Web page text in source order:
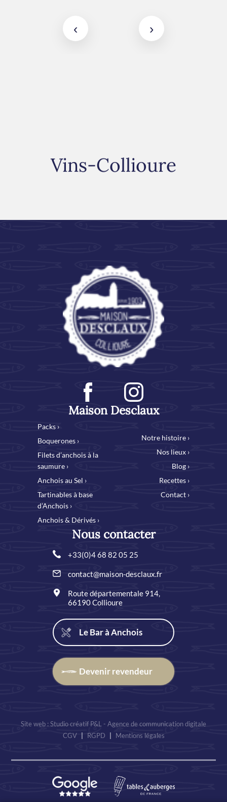
Vins-Collioure
Maison Desclaux
Packs ›
Boquerones ›
Filets d’anchois à la
saumure ›
Anchois au Sel ›
Tartinables à base
d’Anchois ›
Anchois & Dérivés ›
Notre histoire ›
Nos lieux ›
Blog ›
Recettes ›
Contact ›
Nous contacter
+33(0)4 68 82 05 25
contact@maison-desclaux.fr
Route départementale 914,
66190 Collioure
Le Bar à Anchois
Devenir revendeur
Site web : Studio créatif P&L - Agence de communication digitale
CGV
RGPD Mentions légales